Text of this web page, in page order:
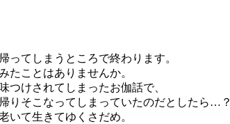
ってしまうところで終わります。
ことはありませんか。
つけされてしまったお伽話で、
りそこなってしまっていたのだとしたら…？
いて生きてゆくさだめ。